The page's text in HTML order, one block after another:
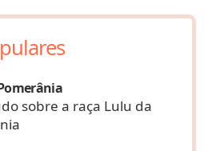
sobre a raça Lulu da